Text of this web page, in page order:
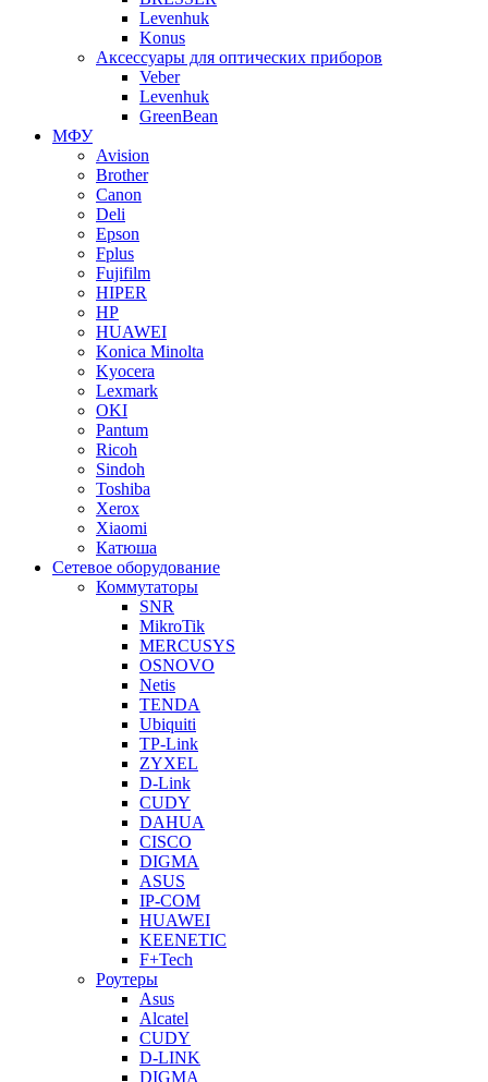
Levenhuk
Konus
Аксессуары для оптических приборов
Veber
Levenhuk
GreenBean
МФУ
Avision
Brother
Canon
Deli
Epson
Fplus
Fujifilm
HIPER
HP
HUAWEI
Konica Minolta
Kyocera
Lexmark
OKI
Pantum
Ricoh
Sindoh
Toshiba
Xerox
Xiaomi
Катюша
Сетевое оборудование
Коммутаторы
SNR
MikroTik
MERCUSYS
OSNOVO
Netis
TENDA
Ubiquiti
TP-Link
ZYXEL
D-Link
CUDY
DAHUA
CISCO
DIGMA
ASUS
IP-COM
HUAWEI
KEENETIC
F+Tech
Роутеры
Asus
Alcatel
CUDY
D-LINK
DIGMA